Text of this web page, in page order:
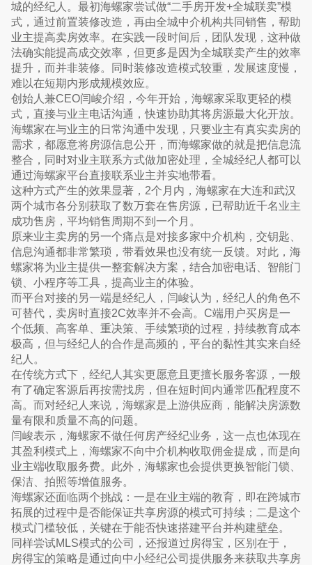
城的经纪人。最初海螺家尝试做“二手房开发+全城联卖”模
式，通过前置装修改造，再由全城中介机构共同销售，帮助
业主提高卖房效率。在实践一段时间后，团队发现，这种做
法确实能提高成交效率，但更多是因为全城联卖产生的效率
提升，而并非装修。同时装修改造模式较重，发展速度慢，
难以在短期内形成规模效应。
创始人兼CEO闫峻介绍，今年开始，海螺家采取更轻的模
式，直接与业主电话沟通，快速协助其将房源最大化开放。
海螺家在与业主的日常沟通中发现，只要业主有真实卖房的
需求，都愿意将房源信息公开，而海螺家做的就是把信息流
整合，同时对业主联系方式做加密处理，全城经纪人都可以
通过海螺家平台直接联系业主并实地带看。
这种方式产生的效果显著，2个月内，海螺家在大连和武汉
两个城市各分别获取了数万套在售房源，已帮助近千名业主
成功售房，平均销售周期不到一个月。
原来业主卖房的另一个痛点是对接多家中介机构，交钥匙、
信息沟通都非常繁琐，带看效果也没有统一反馈。对此，海
螺家将为业主提供一整套解决方案，结合加密电话、智能门
锁、小程序等工具，提高业主的体验。
而平台对接的另一端是经纪人，闫峻认为，经纪人的角色不
可替代，卖房时直接2C效率并不会高。C端用户买房是一
个低频、高客单、重决策、手续繁琐的过程，持续教育成本
极高，但与经纪人的合作是高频的，平台的黏性其实来自经
纪人。
在传统方式下，经纪人其实更愿意且更擅长服务客源，一般
有了确定客源后再按需找房，但在短时间内通常匹配程度不
高。而对经纪人来说，海螺家是上游供应商，能解决房源数
量有限和质量不高的问题。
闫峻表示，海螺家不做任何房产经纪业务，这一点也体现在
其盈利模式上，海螺家不向中介机构收取佣金提成，而是向
业主端收取服务费。此外，海螺家也会提供更换智能门锁、
保洁、拍照等增值服务。
海螺家还面临两个挑战：一是在业主端的教育，即在跨城市
拓展的过程中是否能保证共享房源的模式可持续；二是这个
模式门槛较低，关键在于能否快速搭建平台并构建壁垒。
同样尝试MLS模式的公司，还报道过房得宝，区别在于，
房得宝的策略是通过向中小经纪公司提供服务来获取共享房